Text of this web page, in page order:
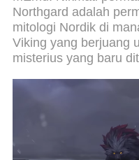
merupakan pilihan
Northgard pada PC.
teknologi ahli kami,
yang canggih
MEmu
atau banyak akun
yang terpenting,
melepaskan potensi
segalanya berjalan
Northgard adalah
mitologi Nordik di
Viking yang berjuang
misterius yang baru